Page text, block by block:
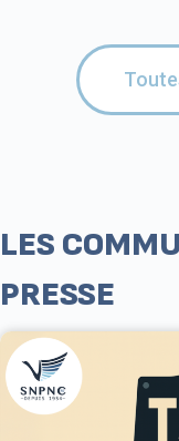
LES
PRESSE